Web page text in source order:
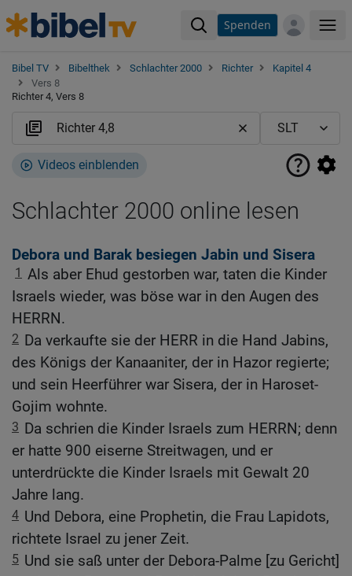
Spenden
Bibel TV Bibelthek Schlachter 2000 Richter
Kapitel 4
Vers 8
Richter 4, Vers 8
Videos einblenden
Schlachter 2000 online lesen
Debora und Barak besiegen Jabin und Sisera
1 Als aber Ehud gestorben war, taten die Kinder
Israels wieder, was böse war in den Augen des
HERRN.
2 Da verkaufte sie der HERR in die Hand Jabins,
des Königs der Kanaaniter, der in Hazor regierte;
und sein Heerführer war Sisera, der in Haroset-
Gojim wohnte.
3 Da schrien die Kinder Israels zum HERRN; denn
er hatte 900 eiserne Streitwagen, und er
unterdrückte die Kinder Israels mit Gewalt 20
Jahre lang.
4 Und Debora, eine Prophetin, die Frau Lapidots,
richtete Israel zu jener Zeit.
5 Und sie saß unter der Debora-Palme [zu Gericht]